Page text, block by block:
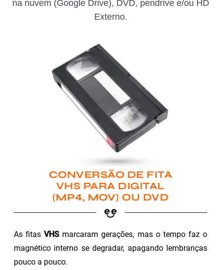
na nuvem (Google Drive), DVD, pendrive e/ou HD
Externo.
CONVERSÃO DE FITA
VHS PARA DIGITAL
(MP4, MOV) OU DVD
As fitasVHS marcaram gerações, mas o tempo faz o
magnético interno se degradar, apagando lembranças
pouco a pouco.